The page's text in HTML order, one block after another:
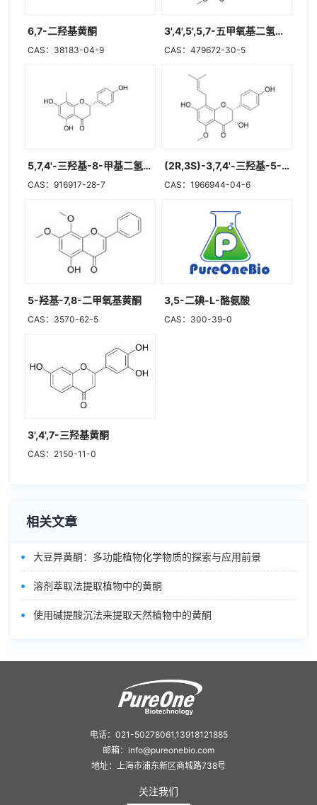
6,7-二羟基黄酮
CAS：38183-04-9
3',4',5',5,7-五甲氧基二氢黄酮
CAS：479672-30-5
5,7,4'-三羟基-8-甲基二氢黄酮
CAS：916917-28-7
(2R,3S)-3,7,4'-三羟基-5-甲氧基-8-异戊烯基二氢黄酮
CAS：1966944-04-6
5-羟基-7,8-二甲氧基黄酮
CAS：3570-62-5
3,5-二碘-L-酪氨酸
CAS：300-39-0
3',4',7-三羟基黄酮
CAS：2150-11-0
相关文章
• 大豆异黄酮：多功能植物化学物质的探索与应用前景
• 溶剂萃取法提取植物中的黄酮
• 使用碱提酸沉法来提取天然植物中的黄酮
电话：021-50278061,13918121885
邮箱：info@pureonebio.com
地址：上海市浦东新区商城路738号
关注我们